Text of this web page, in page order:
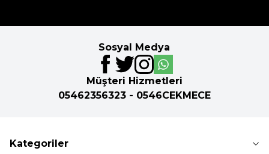
Sosyal Medya
Müşteri Hizmetleri
05462356323 - 0546CEKMECE
Kategoriler